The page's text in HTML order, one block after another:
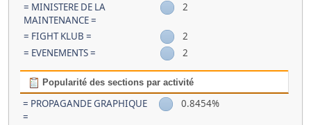
= MINISTERE DE LA
MAINTENANCE =
2
= FIGHT KLUB =
2
= EVENEMENTS =
2
Popularité des sections par activité
= PROPAGANDE GRAPHIQUE
=
0.8454%